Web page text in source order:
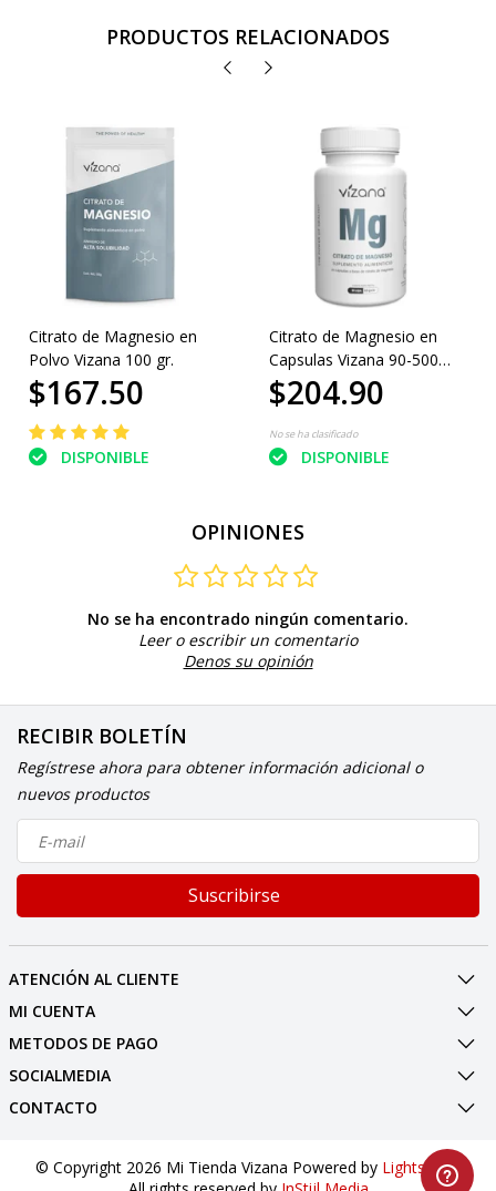
PRODUCTOS RELACIONADOS
Citrato de Magnesio en
Polvo Vizana 100 gr.
$167.50
DISPONIBLE
Citrato de Magnesio en
Capsulas Vizana 90-500
mg
$204.90
No se ha clasificado
DISPONIBLE
OPINIONES
No se ha encontrado ningún comentario.
Leer o escribir un comentario
Denos su opinión
RECIBIR BOLETÍN
Regístrese ahora para obtener información adicional o
nuevos productos
Suscribirse
ATENCIÓN AL CLIENTE
MI CUENTA
METODOS DE PAGO
SOCIALMEDIA
CONTACTO
© Copyright 2026 Mi Tienda Vizana Powered by Lightspeed